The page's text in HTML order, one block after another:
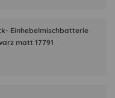
Einhebelmischbatterie
matt 17791